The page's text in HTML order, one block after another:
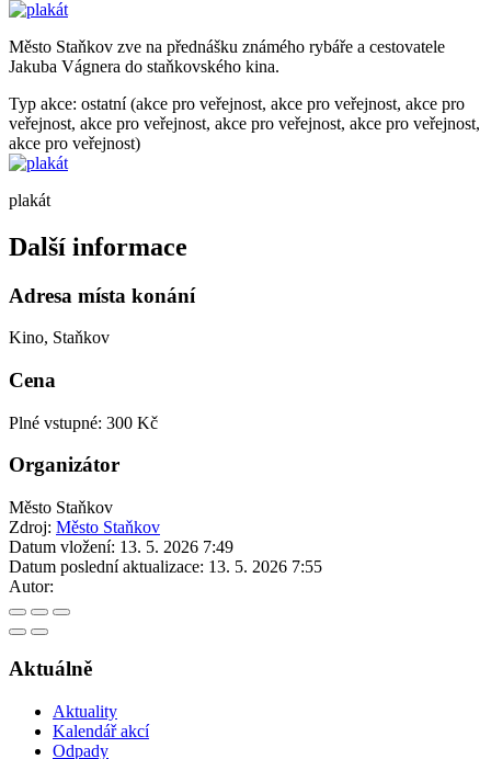
Město Staňkov zve na přednášku známého rybáře a cestovatele
Jakuba Vágnera do staňkovského kina.
Typ akce: ostatní (akce pro veřejnost, akce pro veřejnost, akce pro
veřejnost, akce pro veřejnost, akce pro veřejnost, akce pro veřejnost,
akce pro veřejnost)
plakát
Další informace
Adresa místa konání
Kino, Staňkov
Cena
Plné vstupné: 300 Kč
Organizátor
Město Staňkov
Zdroj: Město Staňkov
Datum vložení: 13. 5. 2026 7:49
Datum poslední aktualizace: 13. 5. 2026 7:55
Autor:
Aktuálně
Aktuality
Kalendář akcí
Odpady